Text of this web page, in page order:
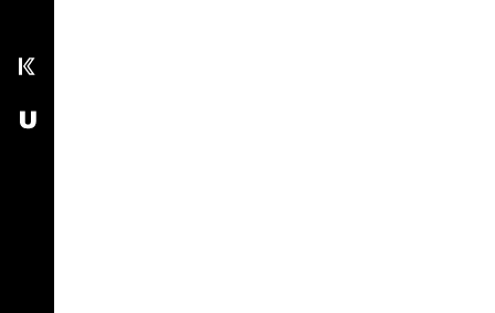
Kampus
USOS - Uniwersytecki System Obsługi Studiów